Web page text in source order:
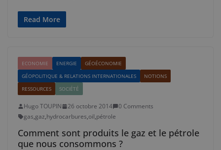
Read More
ECONOMIE ENERGIE
GÉOÉCONOMIE
GÉOPOLITIQUE & RELATIONS INTERNATIONALES
NOTIONS
RESSOURCES
SOCIÉTÉ
Hugo TOUPIN 26 octobre 2014
0 Comments
gas,gaz,hydrocarbures,oil,pétrole
Comment sont produits le gaz et le pétrole
que nous consommons ?